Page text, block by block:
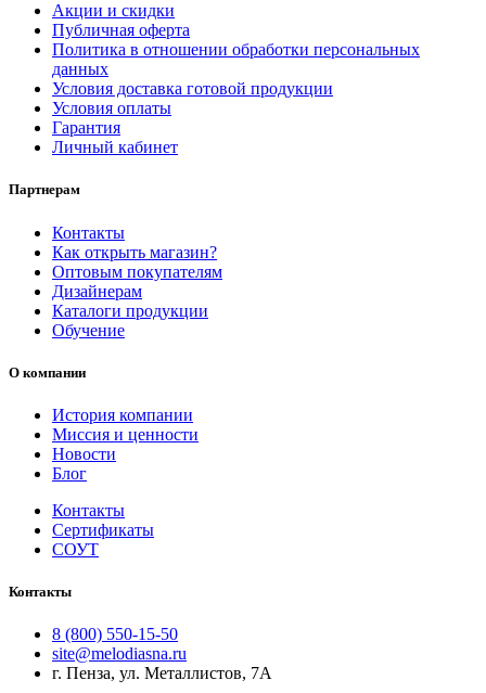
Акции и скидки
Публичная оферта
Политика в отношении обработки персональных
данных
Условия доставка готовой продукции
Условия оплаты
Гарантия
Личный кабинет
Партнерам
Контакты
Как открыть магазин?
Оптовым покупателям
Дизайнерам
Каталоги продукции
Обучение
О компании
История компании
Миссия и ценности
Новости
Блог
Контакты
Сертификаты
СОУТ
Контакты
8 (800) 550-15-50
site@melodiasna.ru
г. Пенза, ул. Металлистов, 7А